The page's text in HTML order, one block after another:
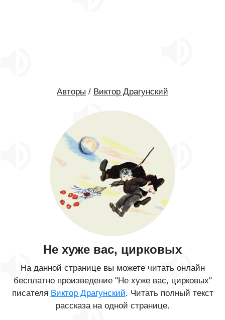
Авторы / Виктор Драгунский
Не хуже вас, цирковых
На данной странице вы можете читать онлайн
бесплатно произведение "Не хуже вас, цирковых"
писателя Виктор Драгунский. Читать полный текст
рассказа на одной странице.